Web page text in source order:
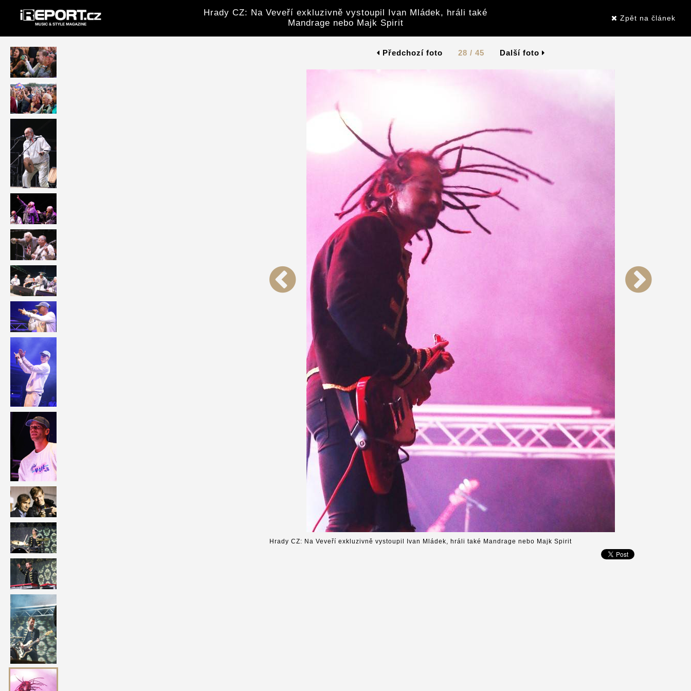
Hrady CZ: Na Veveří exkluzivně vystoupil Ivan Mládek, hráli také
Mandrage nebo Majk Spirit
Zpět na článek
Předchozí foto 28 / 45 Další foto
Hrady CZ: Na Veveří exkluzivně vystoupil Ivan Mládek, hráli také Mandrage nebo Majk Spirit